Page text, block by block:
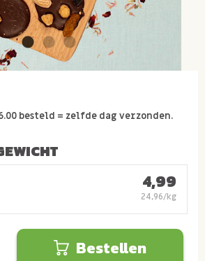
besteld = zelfde dag verzonden.
4,99
24,96/kg
Bestellen